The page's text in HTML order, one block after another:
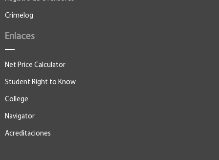
Crimelog
Enlaces
Net Price Calculator
Student Right to Know
College
Navigator
Acreditaciones